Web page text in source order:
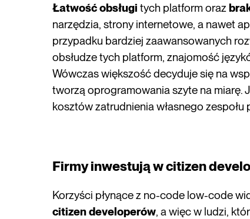
Łatwość obsługitych platform oraz
narzędzia, strony internetowe, a nawet
przypadku bardziej zaawansowanych
obsłudze tych platform, znajomość
Wówczas większość decyduje się na
tworzą oprogramowania szyte na miarę.
kosztów zatrudnienia własnego
Firmy inwestują w citizen
Korzyści płynące z no-code low-code
citizen developerów, a więc w ludzi,